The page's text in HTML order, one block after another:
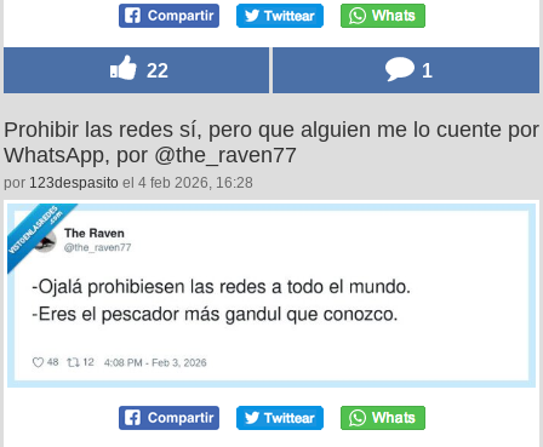
22 1
Prohibir las redes sí, pero que alguien me lo cuente por
WhatsApp, por @the_raven77
por 123despasito el 4 feb 2026, 16:28